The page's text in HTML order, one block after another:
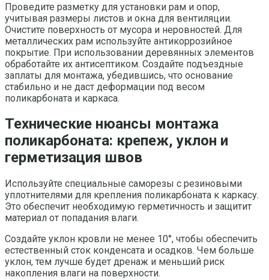
Проведите разметку для установки рам и опор,
учитывая размеры листов и окна для вентиляции.
Очистите поверхность от мусора и неровностей. Для
металлических рам используйте антикоррозийное
покрытие. При использовании деревянных элементов
обработайте их антисептиком. Создайте подъездные
заплаты для монтажа, убедившись, что основание
стабильно и не даст деформации под весом
поликарбоната и каркаса.
Технические нюансы монтажа
поликарбоната: крепеж, уклон и
герметизация швов
Используйте специальные саморезы с резиновыми
уплотнителями для крепления поликарбоната к каркасу.
Это обеспечит необходимую герметичность и защитит
материал от попадания влаги.
Создайте уклон кровли не менее 10°, чтобы обеспечить
естественный сток конденсата и осадков. Чем больше
уклон, тем лучше будет дренаж и меньший риск
накопления влаги на поверхности.